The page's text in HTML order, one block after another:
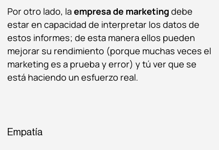
Por otro lado, la empresa de marketing debe
estar en capacidad de interpretar los datos de
estos informes; de esta manera ellos pueden
mejorar su rendimiento (porque muchas veces el
marketing es a prueba y error) y tú ver que se
está haciendo un esfuerzo real.
Empatía